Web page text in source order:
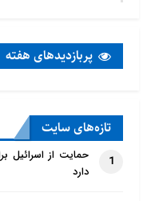
پربازدید‌های هفته
تازه‌‌های سایت
1
حمایت از اسرائیل
دارد